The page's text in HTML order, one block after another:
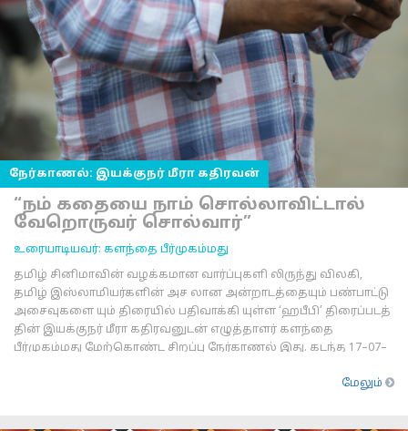
நேர்காணல்: இயக்குநர் மீரா கதிரவன்
“நம் கதையை நாம் சொல்லாவிட்டால்
வேறொருவர் சொல்வார்”
உரையாடியவர்: களந்தை பீர்முகம்மது
தமிழ் சினிமாவின் வழக்கமான வார்ப்புகளி லிருந்து விலகி,
தமிழ் இஸ்லாமியர்களின் அச லான அன்றாடத்தையும் பண்பாட்டு
அசைவுகளை யும் திரையில் பதிவாக்கி யுள்ள ‘ஹபீபி’ திரைப்படத்
தின் இயக்குநர் மீரா கதிரவனுடன் எழுத்தாளர் களந்தை
பீர்முகம்மது மேற்கொண்ட சிறப்பு நேர்காணல் இது. கடந்த 17–07–
மேலும்